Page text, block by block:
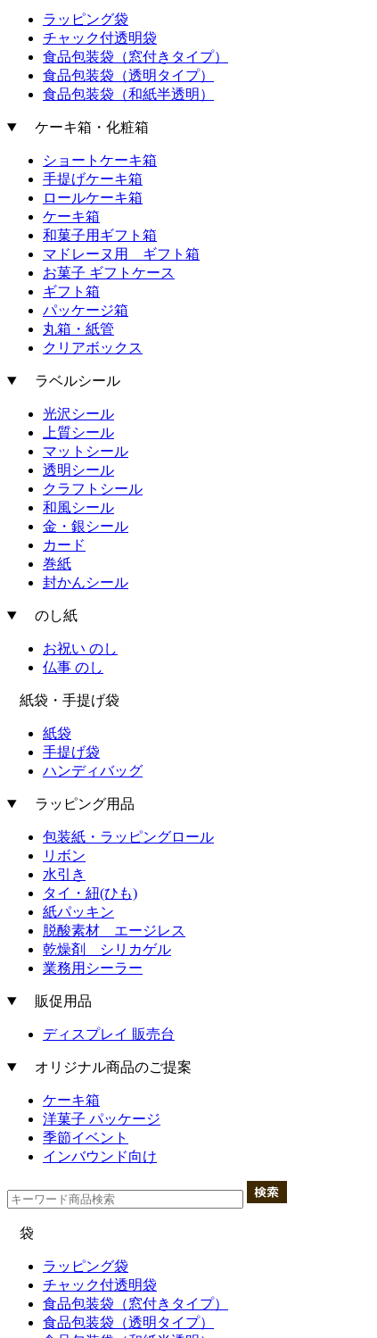
ラッピング袋
チャック付透明袋
食品包装袋（窓付きタイプ）
食品包装袋（透明タイプ）
食品包装袋（和紙半透明）
ケーキ箱・化粧箱
ショートケーキ箱
手提げケーキ箱
ロールケーキ箱
ケーキ箱
和菓子用ギフト箱
マドレーヌ用 ギフト箱
お菓子 ギフトケース
ギフト箱
パッケージ箱
丸箱・紙管
クリアボックス
ラベルシール
光沢シール
上質シール
マットシール
透明シール
クラフトシール
和風シール
金・銀シール
カード
巻紙
封かんシール
のし紙
お祝い のし
仏事 のし
紙袋・手提げ袋
紙袋
手提げ袋
ハンディバッグ
ラッピング用品
包装紙・ラッピングロール
リボン
水引き
タイ・紐(ひも)
紙パッキン
脱酸素材 エージレス
乾燥剤 シリカゲル
業務用シーラー
販促用品
ディスプレイ 販売台
オリジナル商品のご提案
ケーキ箱
洋菓子 パッケージ
季節イベント
インバウンド向け
袋
ラッピング袋
チャック付透明袋
食品包装袋（窓付きタイプ）
食品包装袋（透明タイプ）